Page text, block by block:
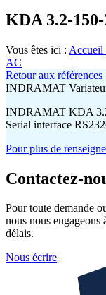
KDA 3.2-
Vous êtes ici : Accueil
AC
Retour aux références
INDRAMAT
INDRAMAT KDA
Serial interface
Pour plus de
Contactez-
Pour toute demande
nous nous engageons
délais.
Nous écrire